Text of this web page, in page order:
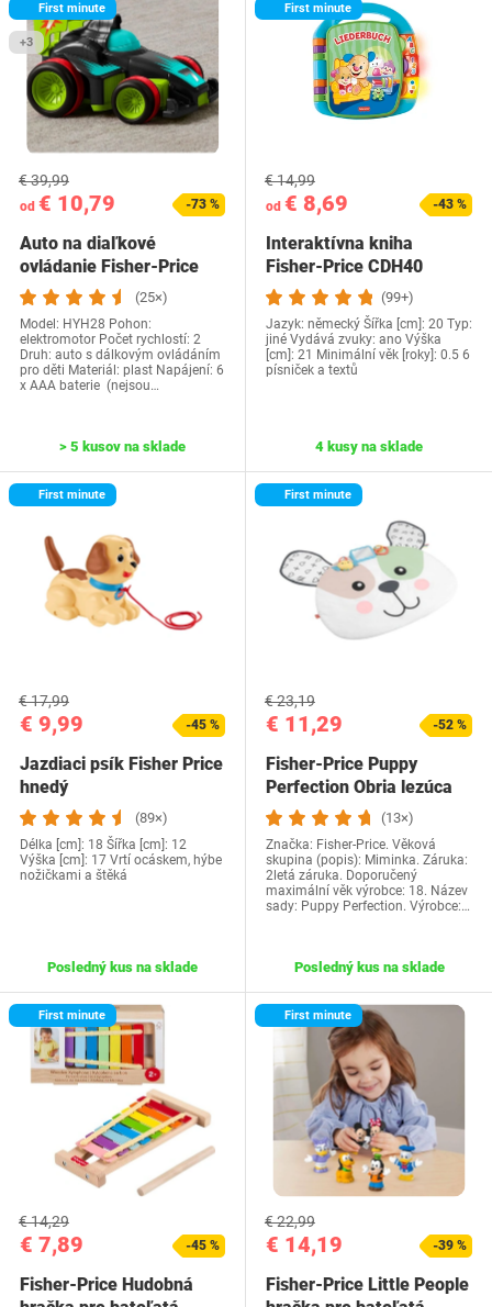
First minute
+3
od € 10,79
€ 39,99
-73 %
Auto na diaľkové
ovládanie Fisher-Price
HYH2
(25×)
Model: ‎HYH28 Pohon:
elektromotor Počet rychlostí: 2
Druh: auto s dálkovým ovládáním
pro děti Materiál: plast Napájení: 6
x AAA baterie (nejsou…
> 5 kusov na sklade
First minute
od € 8,69
€ 14,99
-43 %
Interaktívna kniha
Fisher-Price CDH40
(99+)
Jazyk: německý Šířka [cm]: 20 Typ:
jiné Vydává zvuky: ano Výška
[cm]: 21 Minimální věk [roky]: 0.5 6
písniček a textů
4 kusy na sklade
First minute
€ 9,99
€ 17,99
-45 %
Jazdiaci psík Fisher Price
hnedý
(89×)
Délka [cm]: 18 Šířka [cm]: 12
Výška [cm]: 17 Vrtí ocáskem, hýbe
nožičkami a štěká
Posledný kus na sklade
First minute
€ 11,29
€ 23,19
-52 %
Fisher-Price Puppy
Perfection Obria lezúca
podložka, hračka…
(13×)
Značka: Fisher-Price. Věková
skupina (popis): Miminka. Záruka:
2letá záruka. Doporučený
maximální věk výrobce: 18. Název
sady: Puppy Perfection. Výrobce:…
Posledný kus na sklade
First minute
€ 7,89
€ 14,29
-45 %
Fisher-Price Hudobná
First minute
€ 14,19
€ 22,99
-39 %
Fisher-Price Little People